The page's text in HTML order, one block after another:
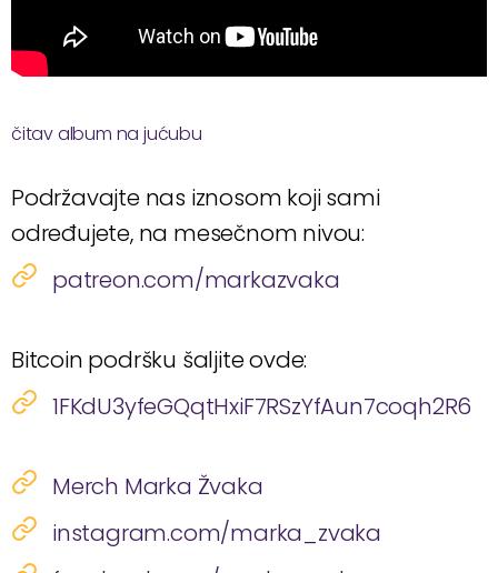
čitav album na jućubu
Podržavajte nas iznosom koji sami
određujete, na mesečnom nivou:
patreon.com/markazvaka
Bitcoin podršku šaljite ovde:
1FKdU3yfeGQqtHxiF7RSzYfAun7coqh2R6
Merch Marka Žvaka
instagram.com/marka_zvaka